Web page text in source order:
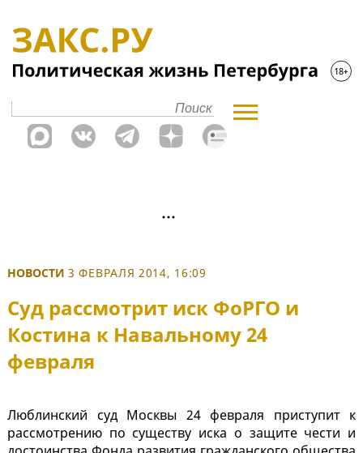
НОВОСТИ 3 ФЕВРАЛЯ 2014, 16:09
Суд рассмотрит иск ФоРГО и
Костина к Навальному 24
февраля
Люблинский суд Москвы 24 февраля приступит к
рассмотрению по существу иска о защите чести и